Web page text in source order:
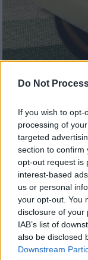
Do Not
If you wish to
processing of
targeted
section to confirm
opt-out request is
interest-based
us or personal
your opt-out. You
disclosure of your
IAB’s list of
also be disclosed
Downstream
Pixabay
Στη λίστα με
στον κόσμο
Στην
Taste Atlas
που
αναπνοή
της